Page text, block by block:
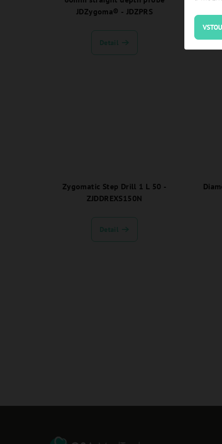
JDZygoma® - JDZPRS
Detail
Zygomatic Step Drill 1 L 50 -
ZJDDREXS150N
Detail